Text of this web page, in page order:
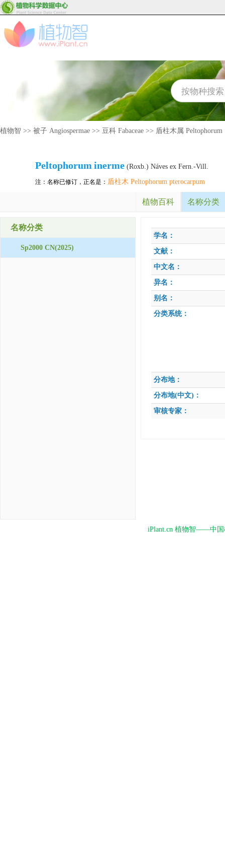
植物智 >> 被子 Angiospermae >> 豆科 Fabaceae >> 盾柱木属 Peltophorum
Peltophorum inerme (Roxb.) Náves ex Fern.-Vill.
注：名称已修订，正名是： 盾柱木 Peltophorum pterocarpum
植物百科 名称分类
名称分类
Sp2000 CN(2025)
学名：
文献：
中文名：
异名：
别名：
分类系统：
分布地：
分布地(中文)：
审核专家：
iPlant.cn 植物智——中国